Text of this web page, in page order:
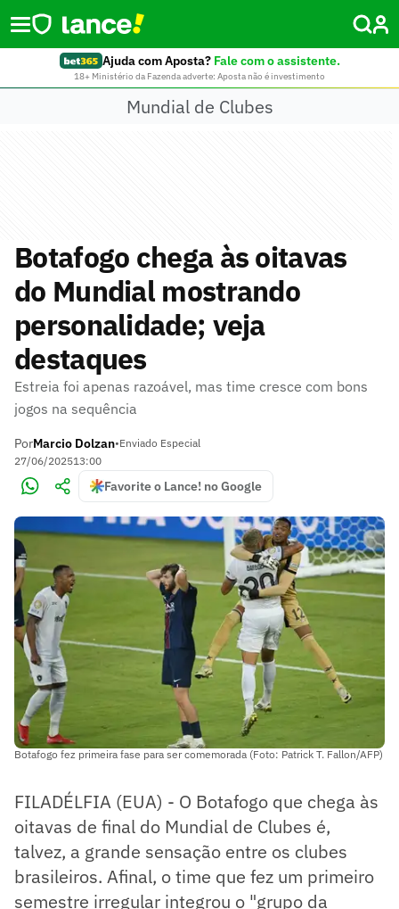
Ajuda com Aposta? Fale com o assistente.
18+ Ministério da Fazenda adverte: Aposta não é investimento
Mundial de Clubes
Botafogo chega às oitavas
do Mundial mostrando
personalidade; veja
destaques
Estreia foi apenas razoável, mas time cresce com bons
jogos na sequência
PorMarcio Dolzan•Enviado Especial
27/06/202513:00
Favorite o Lance! no Google
Botafogo fez primeira fase para ser comemorada (Foto: Patrick T. Fallon/AFP)
FILADÉLFIA (EUA) - O Botafogo que chega às
oitavas de final do Mundial de Clubes é,
talvez, a grande sensação entre os clubes
brasileiros. Afinal, o time que fez um primeiro
semestre irregular integrou o "grupo da